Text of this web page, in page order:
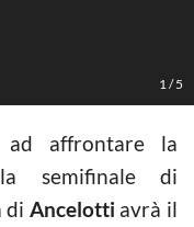
1 /5
affrontare la
semifinale di
di Ancelotti avrà il